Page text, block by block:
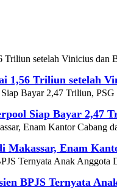
1,56 Triliun setelah
Siap Bayar 2,47
Enam
BPJS Ternyata